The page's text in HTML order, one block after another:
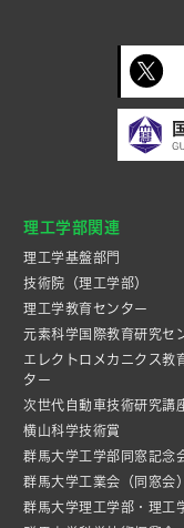
理工学部関連
理工学基盤部門
技術院（理工学部）
理工学教育センター
元素科学国際教育研究セ
エレクトロメカニクス教
ター
次世代自動車技術研究講
横山科学技術賞
群馬大学工学部同窓記念
群馬大学工業会（同窓会）
群馬大学理工学部・理工